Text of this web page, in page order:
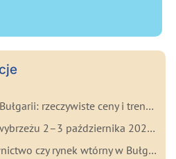
Rynek nieruchomości w Bułgarii: rzeczywiste ceny i trendy na początku 2026 roku
Powódź na bułgarskim wybrzeżu 2–3 października 2025: najważniejsze fakty dla kupujących
Co wybrać: nowe budownictwo czy rynek wtórny w Bułgarii? Zalety i wady każdego rozwiązania